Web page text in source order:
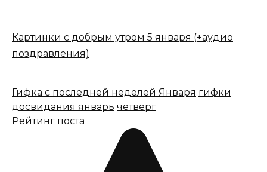
Картинки с добрым утром 5 января (+аудио
поздравления)
Гифка с последней неделей Января гифки
досвидания январь четверг
Рейтинг поста